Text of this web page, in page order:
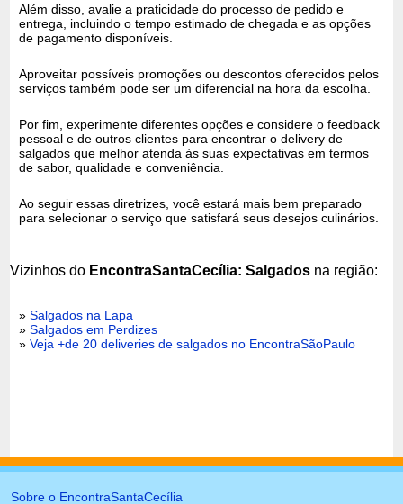
Além disso, avalie a praticidade do processo de pedido e
entrega, incluindo o tempo estimado de chegada e as opções
de pagamento disponíveis.
Aproveitar possíveis promoções ou descontos oferecidos pelos
serviços também pode ser um diferencial na hora da escolha.
Por fim, experimente diferentes opções e considere o feedback
pessoal e de outros clientes para encontrar o delivery de
salgados que melhor atenda às suas expectativas em termos
de sabor, qualidade e conveniência.
Ao seguir essas diretrizes, você estará mais bem preparado
para selecionar o serviço que satisfará seus desejos culinários.
Vizinhos do EncontraSantaCecília: Salgados na região:
»Salgados na Lapa
»Salgados em Perdizes
»Veja +de 20 deliveries de salgados no EncontraSãoPaulo
Sobre o EncontraSantaCecília